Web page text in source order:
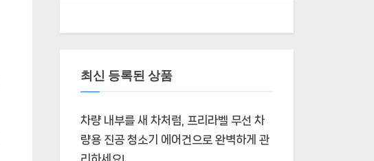
최신 등록된 상품
차량 내부를 새 차처럼, 프리라벨 무선 차
량용 진공 청소기 에어건으로 완벽하게 관